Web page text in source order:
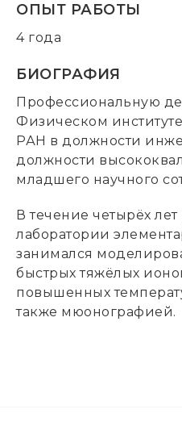
ОПЫТ РАБОТЫ
4 года
БИОГРАФИЯ
Профессиональную
Физическом
РАН в должности
должности
младшего научного
В течение четырёх лет
лаборатории
занимался
быстрых тяжёлых
повышенных
также мюонографией.